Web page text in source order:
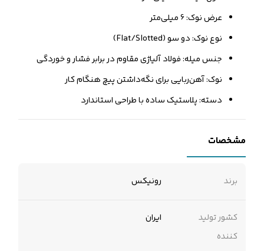
عرض نوک: 6 میلی‌متر
نوع نوک: دو سو (Flat/Slotted)
جنس میله: فولاد آلیاژی مقاوم در برابر فشار و خوردگی
نوک: آهن‌ربایی برای نگه‌داشتن پیچ هنگام کار
دسته: پلاستیک ساده با طراحی استاندارد
مشخصات
برند رونیکس
کشور تولید
کننده
ایران